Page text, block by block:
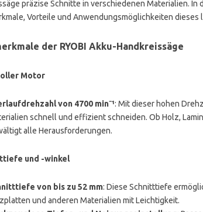
präzise Schnitte in verschiedenen Materialien. In
Vorteile und Anwendungsmöglichkeiten
der RYOBI Akku-Handkreissäge
Motor
von 4700 min⁻¹: Mit dieser hohen
schnell und effizient schneiden. Ob Holz,
alle Herausforderungen.
und -winkel
von bis zu 52 mm: Diese Schnitttiefe
und anderen Materialien mit Leichtigkeit.